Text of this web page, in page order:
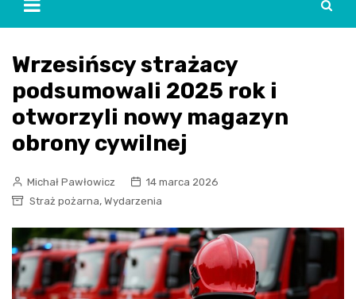
Wrzesińscy strażacy
podsumowali 2025 rok i
otworzyli nowy magazyn
obrony cywilnej
Michał Pawłowicz
14 marca 2026
Straż pożarna, Wydarzenia